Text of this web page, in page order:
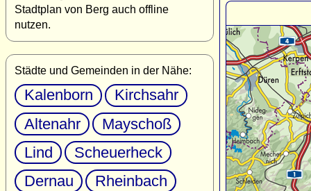
Stadtplan von Berg auch offline
nutzen.
Städte und Gemeinden in der Nähe:
Kalenborn
Kirchsahr
Altenahr
Mayschoß
Lind
Scheuerheck
Dernau
Rheinbach